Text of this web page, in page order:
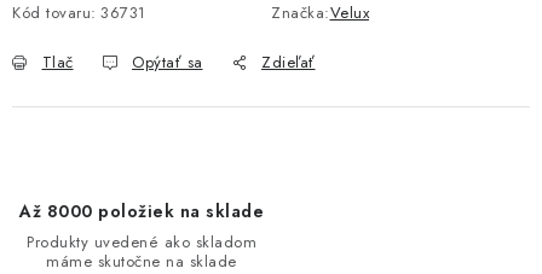
Kód tovaru: 36731 Značka:Velux
Tlač Opýtať sa Zdieľať
Až 8000 položiek na sklade
Produkty uvedené ako skladom
máme skutočne na sklade